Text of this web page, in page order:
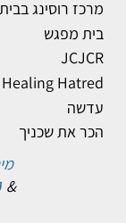
מרכז רוסינג בבית
בית מפגש
JCJCR
Healing Hatred
עדשה
הכר את שכניך